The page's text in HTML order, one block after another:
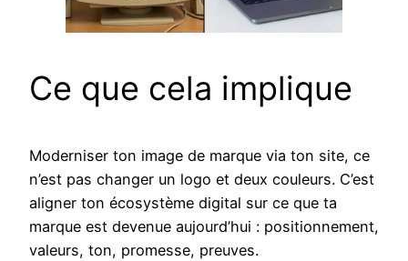
Ce que cela implique
Moderniser ton image de marque via ton site, ce
n’est pas changer un logo et deux couleurs. C’est
aligner ton écosystème digital sur ce que ta
marque est devenue aujourd’hui : positionnement,
valeurs, ton, promesse, preuves.